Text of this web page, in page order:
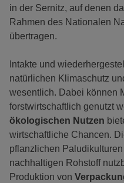
in der Sernitz, auf denen
Rahmen des Nationalen
übertragen.
Intakte und
natürlichen Klimaschutz
wesentlich. Dabei können
forstwirtschaftlich genutzt
ökologischen Nutzen
wirtschaftliche Chancen.
pflanzlichen
nachhaltigen Rohstoff
Produktion von